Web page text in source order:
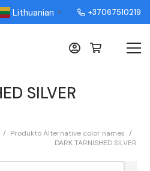
Lithuanian ▼ +37067510219
SILVER
/ Produkto Alternative color names /
DARK TARNISHED SILVER